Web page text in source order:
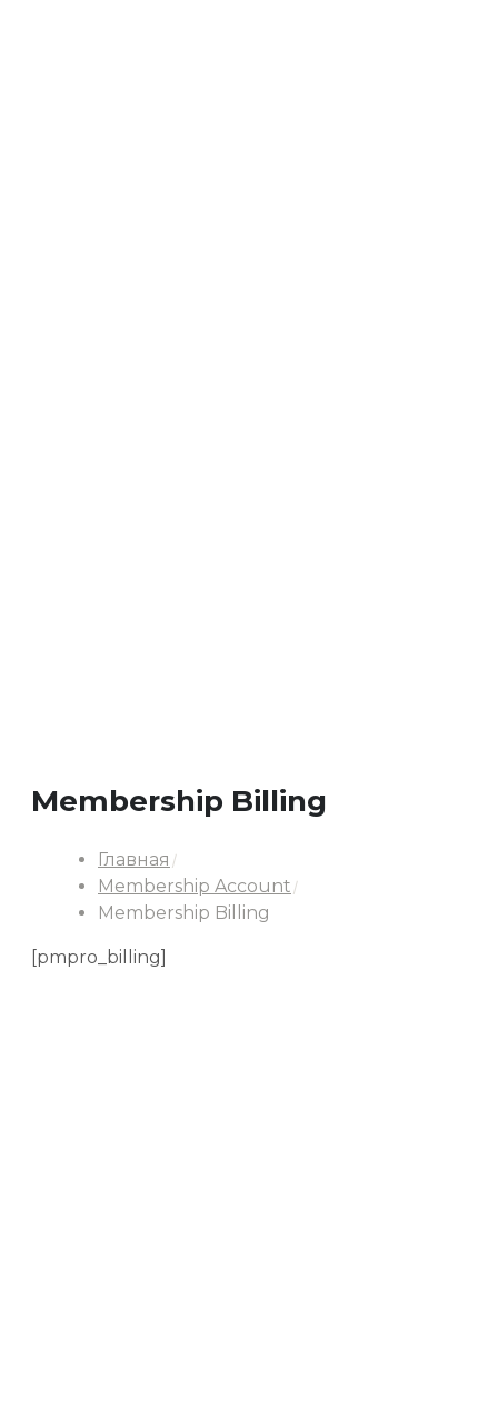
Membership Billing
Главная
Membership Account
Membership Billing
[pmpro_billing]